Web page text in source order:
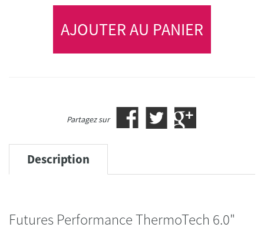
AJOUTER AU PANIER
Partagez sur
Description
Futures Performance ThermoTech 6.0"